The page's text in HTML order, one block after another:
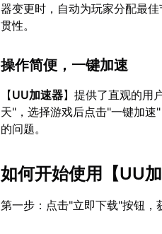
器变更时，自动为玩家分配最
贯性。
操作简便，一键加速
【UU加速器】提供了直观的用
天"，选择游戏后点击"一键加
的问题。
如何开始使用【UU
第一步：点击"立即下载"按钮，